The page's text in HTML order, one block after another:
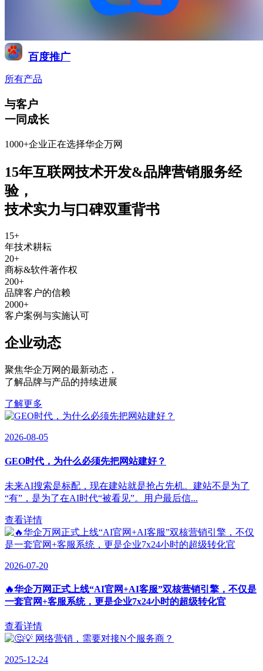
百度推广
所有产品
与客户
一同成长
1000+企业正在选择华企万网
15年互联网技术开发&品牌营销服务经
验，
技术实力与口碑双重背书
15+
年技术耕耘
20+
商标&软件著作权
200+
品牌客户的信赖
2000+
客户案例与实施认可
企业动态
聚焦华企万网的最新动态 ，
了解品牌与产品的持续进展
了解更多
2026-08-05
GEO时代，为什么必须先把网站建好？
未来AI搜索是标配，现在建站就是抢占先机。建站不是为了
“有”，是为了在AI时代“被看见”。用户最后信...
查看详情
2026-07-20
🔥华企万网正式上线“AI官网+AI客服”双核营销引擎，不仅是
一套官网+客服系统，更是企业7x24小时的超级转化官
查看详情
2025-12-24